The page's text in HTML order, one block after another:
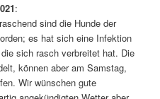
:
sind die Hunde der
es hat sich eine Infektion
sich rasch verbreitet hat. Die
können aber am Samstag,
Wir wünschen gute